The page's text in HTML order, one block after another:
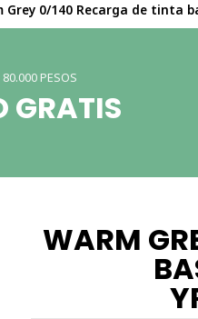
Grey 0/140 Recarga de tinta
80.000 PESOS
GRATIS
WARM